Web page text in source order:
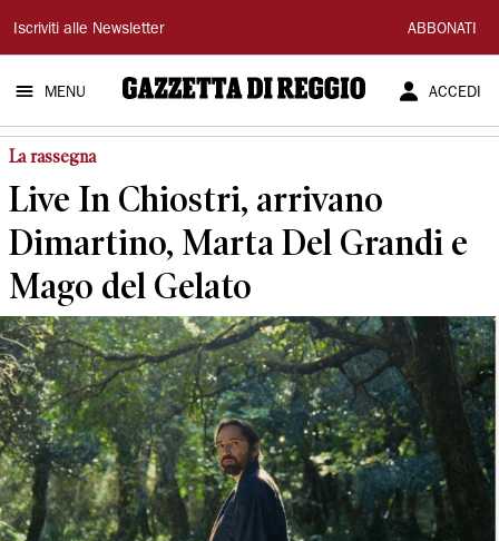
Gazzetta
di
Reggio
Iscriviti alle Newsletter ABBONATI
MENU ACCEDI
La rassegna
Live In Chiostri, arrivano
Dimartino, Marta Del Grandi e
Mago del Gelato